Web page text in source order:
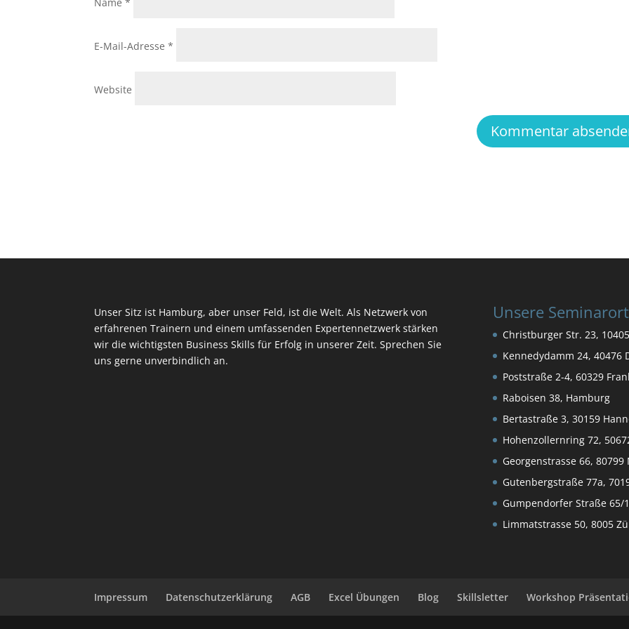
E-Mail-Adresse*
Website
Unser Sitz ist Hamburg, aber unser Feld, ist die Welt. Als Netzwerk von
erfahrenen Trainern und einem umfassenden Expertennetzwerk stärken
wir die wichtigsten Business Skills für Erfolg in unserer Zeit. Sprechen Sie
uns gerne unverbindlich an.
Unsere
Christburger Str. 23,
Kennedydamm 24, 40476
Poststraße 2-4, 60329
Raboisen 38, Hamburg
Bertastraße 3, 30159
Hohenzollernring 72,
Georgenstrasse 66,
Gutenbergstraße 77a,
Gumpendorfer Straße 65/
Limmatstrasse 50, 8005
Impressum Datenschutzerklärung AGB Excel Übungen Blog Skillsletter Workshop